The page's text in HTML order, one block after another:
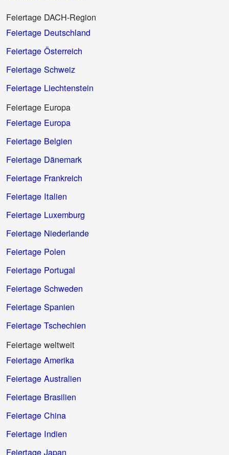
Feiertage DACH-Region
Feiertage Deutschland
Feiertage Österreich
Feiertage Schweiz
Feiertage Liechtenstein
Feiertage Europa
Feiertage Europa
Feiertage Belgien
Feiertage Dänemark
Feiertage Frankreich
Feiertage Italien
Feiertage Luxemburg
Feiertage Niederlande
Feiertage Polen
Feiertage Portugal
Feiertage Schweden
Feiertage Spanien
Feiertage Tschechien
Feiertage weltweit
Feiertage Amerika
Feiertage Australien
Feiertage Brasilien
Feiertage China
Feiertage Indien
Feiertage Japan